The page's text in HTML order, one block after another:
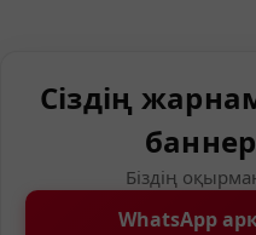
Сіздің
Біздің
WhatsApp